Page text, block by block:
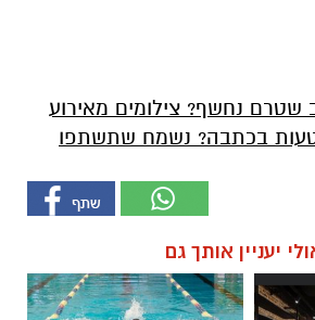
שטרם נחשף? צילומים מאירוע
בכתבה? נשמח שתשתפו
יעניין אותך גם